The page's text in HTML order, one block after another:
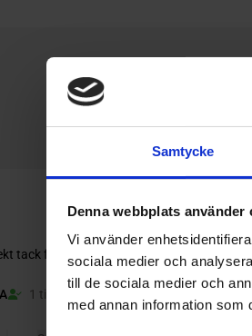
Samtycke
Denna webbplats använder
Vi använder
sociala medier och
till de sociala medier och
med annan information som